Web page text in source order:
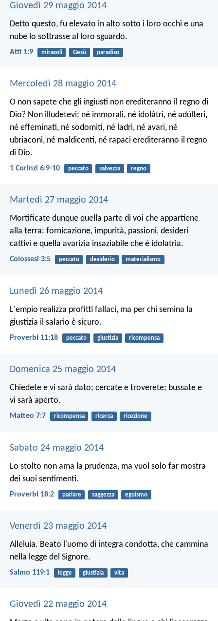
Giovedì 29 maggio 2014
Detto questo, fu elevato in alto sotto i loro occhi e una
nube lo sottrasse al loro sguardo.
Atti 1:9 miracoli Gesù paradiso
Mercoledì 28 maggio 2014
O non sapete che gli ingiusti non erediteranno il regno di
Dio? Non illudetevi: né immorali, né idolàtri, né adùlteri,
né effeminati, né sodomiti, né ladri, né avari, né
ubriaconi, né maldicenti, né rapaci erediteranno il regno
di Dio.
1 Corinzi 6:9-10 peccato salvezza regno
Martedì 27 maggio 2014
Mortificate dunque quella parte di voi che appartiene
alla terra: fornicazione, impurità, passioni, desideri
cattivi e quella avarizia insaziabile che è idolatria.
Colossesi 3:5 peccato desiderio materialismo
Lunedì 26 maggio 2014
L'empio realizza profitti fallaci, ma per chi semina la
giustizia il salario è sicuro.
Proverbi 11:18 peccato giustizia ricompensa
Domenica 25 maggio 2014
Chiedete e vi sarà dato; cercate e troverete; bussate e
vi sarà aperto.
Matteo 7:7 ricompensa ricerca ricezione
Sabato 24 maggio 2014
Lo stolto non ama la prudenza, ma vuol solo far mostra
dei suoi sentimenti.
Proverbi 18:2 parlare saggezza egoismo
Venerdì 23 maggio 2014
Alleluia. Beato l'uomo di integra condotta, che cammina
nella legge del Signore.
Salmo 119:1 legge giustizia vita
Giovedì 22 maggio 2014